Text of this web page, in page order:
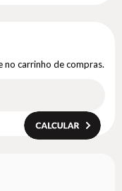
no carrinho de compras.